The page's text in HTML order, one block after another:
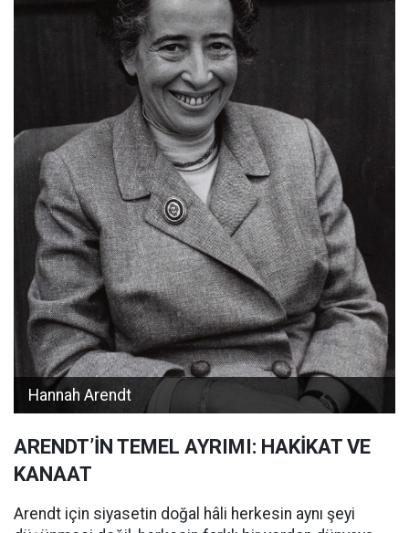
Hannah Arendt
ARENDT’İN TEMEL AYRIMI: HAKİKAT VE
KANAAT
Arendt için siyasetin doğal hâli herkesin aynı şeyi